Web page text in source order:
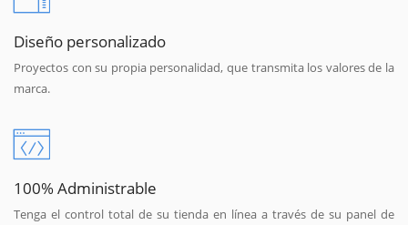
Diseño personalizado
Proyectos con su propia personalidad, que transmita los valores de la
marca.
100% Administrable
Tenga el control total de su tienda en línea a través de su panel de